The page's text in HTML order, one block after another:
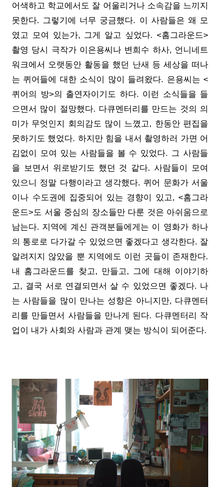
어색하고 학교에서도 잘 어울리거나 소속감을 느끼지
못한다. 그렇기에 너무 궁금했다. 이 사람들은 왜 모
였고 모여 있는가, 그게 알고 싶었다. <홈그라운드>
촬영 당시 극작가 이은용씨나 변희수 하사, 언니네트
워크에서 오랫동안 활동을 했던 난새 등 세상을 떠나
는 퀴어들에 대한 소식이 많이 들려왔다. 은용씨는 <
퀴어의 방>의 출연자이기도 하다. 이런 소식들을 들
으면서 많이 절망했다. 다큐멘터리를 만드는 것의 의
미가 무엇인지 회의감도 많이 느꼈고, 한동안 편집을
못하기도 했었다. 하지만 힘을 내서 촬영하러 가면 어
김없이 모여 있는 사람들을 볼 수 있었다. 그 사람들
을 보면서 위로받기도 했던 것 같다. 사람들이 모여
있으니 정말 다행이라고 생각했다. 퀴어 문화가 서울
이나 수도권에 집중되어 있는 경향이 있고, <홈그라
운드>도 서울 중심의 장소들만 다룬 것은 아쉬움으로
남는다. 지역에 계신 관객분들에게는 이 영화가 하나
의 통로로 다가갈 수 있었으면 좋겠다고 생각한다. 잘
알려지지 않았을 뿐 지역에도 이런 곳들이 존재한다.
내 홈그라운드를 찾고, 만들고, 그에 대해 이야기하
고, 결국 서로 연결되면서 살 수 있었으면 좋겠다. 나
는 사람들을 많이 만나는 성향은 아니지만, 다큐멘터
리를 만들면서 사람들을 만나게 된다. 다큐멘터리 작
업이 내가 사회와 사람과 관계 맺는 방식이 되어준다.